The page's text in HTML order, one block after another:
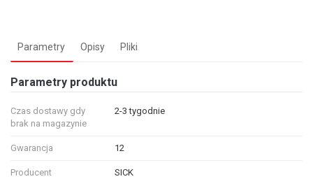
Parametry Opisy Pliki
Parametry produktu
Czas dostawy gdy
brak na magazynie
2-3 tygodnie
Gwarancja 12
Producent SICK